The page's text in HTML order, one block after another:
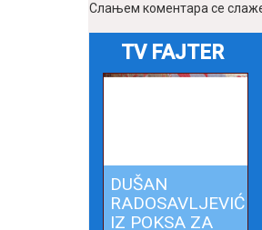
Слањем коментара се
TV FAJTER
DUŠAN
RADOSAVLJEVIĆ
IZ POKSA ZA